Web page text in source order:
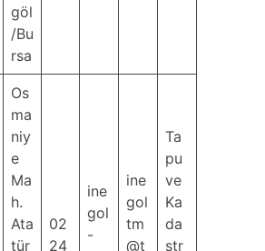
göl
/Bu
rsa
Os
ma
niy
e
Ma
h.
Ata
tür
02
24
ine
gol
-
ine
gol
tm
@t
Ta
pu
ve
Ka
da
str